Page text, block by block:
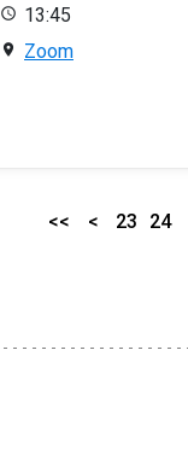
13:45
Zoom
<< < 23 24